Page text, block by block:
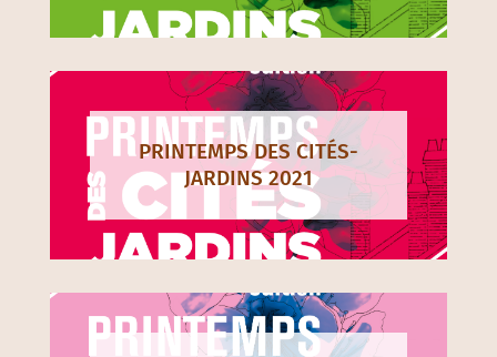
PRINTEMPS DES CITÉS-
JARDINS 2021